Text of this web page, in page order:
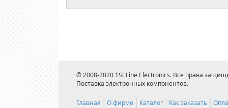
© 2008-2020 1St Line Electronics. Все права
Поставка электронных компонентов.
Главная О фирме Каталог Как заказать